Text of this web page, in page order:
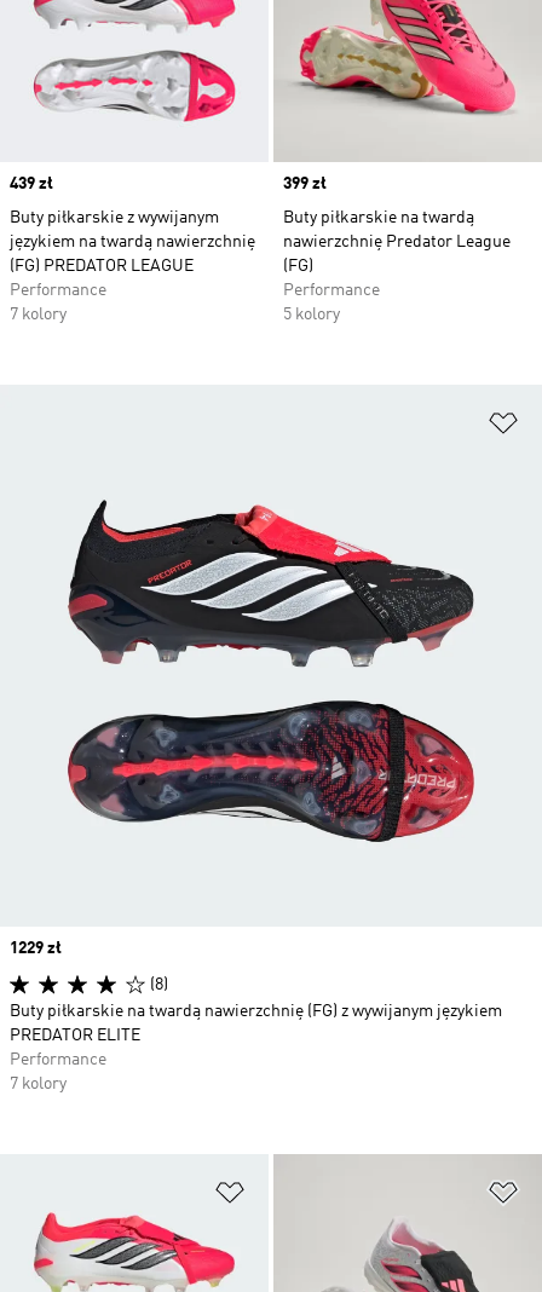
Price
439 zł
Buty piłkarskie z wywijanym
językiem na twardą nawierzchnię
(FG) PREDATOR LEAGUE
Performance
7 kolory
Price
399 zł
Buty piłkarskie na twardą
nawierzchnię Predator League
(FG)
Performance
5 kolory
Price
1229 zł
(8)
Buty piłkarskie na twardą nawierzchnię (FG) z wywijanym językiem
PREDATOR ELITE
Performance
7 kolory